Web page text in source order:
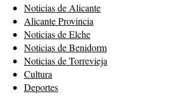
Noticias de Alicante
Alicante Provincia
Noticias de Elche
Noticias de Benidorm
Noticias de Torrevieja
Cultura
Deportes